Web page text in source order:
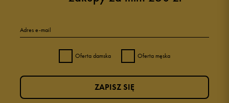
Adres e-mail
Oferta damska Oferta męska
ZAPISZ SIĘ